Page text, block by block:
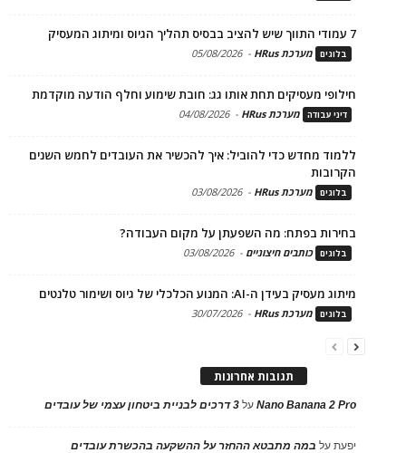
7 עמודי התווך שיש להציב בבסיס תהליך הגיוס ומיתוג המעסיק
בלוגים מערכת HRus -
05/08/2026
חילופי מעסיקים תחת אותו גג: חובת שימוע וחלף הודעה מוקדמת
דיני עבודה מערכת HRus -
04/08/2026
ללמוד מחדש כדי להוביל: איך להכשיר את העובדים לחמש השנים
הקרובות
בלוגים מערכת HRus -
03/08/2026
בחירות בפתח: מה השפעתן על מקום העבודה?
בלוגים כותבים חיצוניים -
03/08/2026
מיתוג מעסיק בעידן ה-AI: המנוע הכלכלי של גיוס ושימור טלנטים
בלוגים מערכת HRus -
30/07/2026
תגובות אחרונות
Nano Banana 2 Proעל 3 דרכים לבניית ביטחון עצמי של עובדים
יפעתעל במה מתבטא ההחזר על ההשקעה בהכשרת עובדים